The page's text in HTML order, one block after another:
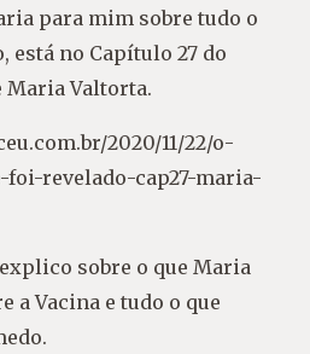
para mim sobre tudo o
está no Capítulo 27 do
Maria Valtorta.
2020/11/22/o-
revelado-cap27-maria-
sobre o que Maria
a Vacina e tudo o que